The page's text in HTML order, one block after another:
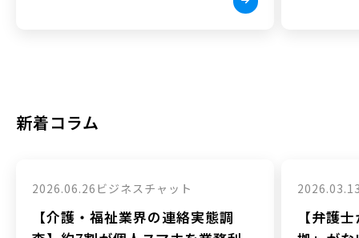
新着コラム
2026.06.26 ビジネスチャット
【介護・福祉業界の連絡実態調
【弁護